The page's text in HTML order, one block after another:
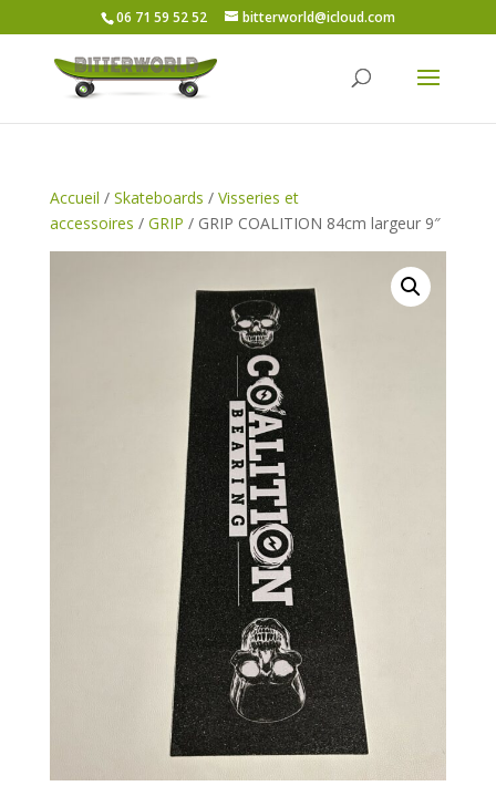
06 71 59 52 52 bitterworld@icloud.com
Accueil / Skateboards / Visseries et
accessoires / GRIP / GRIP COALITION 84cm largeur 9″